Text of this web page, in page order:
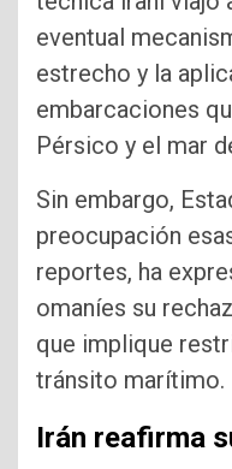
eventual
estrecho y la
embarcaciones
Pérsico y el mar
Sin embargo,
preocupación
reportes, ha
omaníes su
que implique
tránsito marítimo.
Irán reafirma